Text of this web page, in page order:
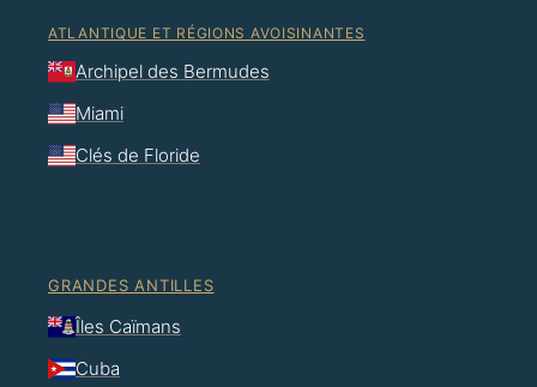
ATLANTIQUE ET RÉGIONS AVOISINANTES
Archipel des Bermudes
Miami
Clés de Floride
GRANDES ANTILLES
Îles Caïmans
Cuba